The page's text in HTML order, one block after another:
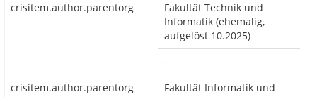
crisitem.author.parentorg
Fakultät Technik und
Informatik (ehemalig,
aufgelöst 10.2025)
-
crisitem.author.parentorg
Fakultät Informatik und